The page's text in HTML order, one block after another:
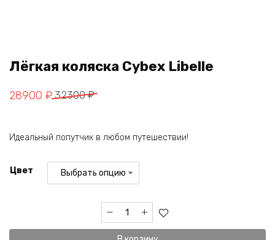
Лёгкая коляска Cybex Libelle
32300₽
Первоначальная
32300 ₽.
28900 ₽
Текущая
Идеальный попутчик в любом путешествии!
Цвет
Количество
товара
Лёгкая